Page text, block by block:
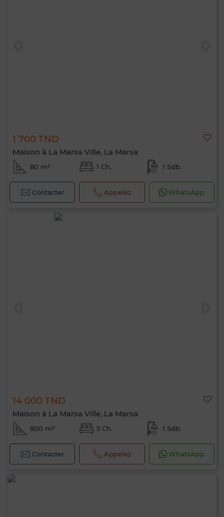
1 700 TND
Maison à La Marsa Ville, La Marsa
80 m² 1 Ch. 1 Sdb.
Contacter Appelez WhatsApp
14 000 TND
Maison à La Marsa Ville, La Marsa
800 m² 5 Ch. 1 Sdb.
Contacter Appelez WhatsApp